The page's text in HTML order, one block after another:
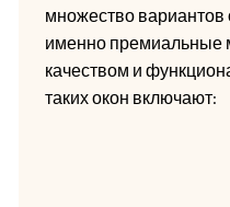
множество вариантов
именно премиальные
качеством и
таких окон включают: